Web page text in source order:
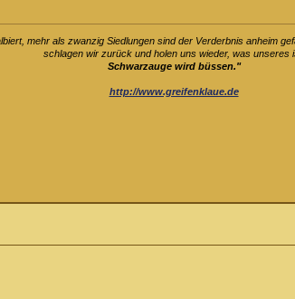
mehr als zwanzig Siedlungen sind der Verderbnis anheim
schlagen wir zurück und holen uns wieder, was unseres
Schwarzauge wird büssen."
http://www.greifenklaue.de